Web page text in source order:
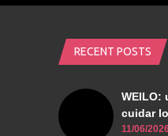
RECENT POSTS
WEILO:
cuidar
11/06/